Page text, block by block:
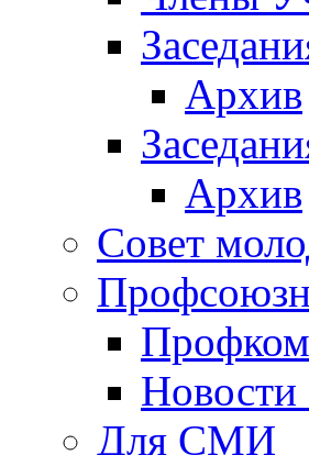
Архив
Архив
Совет
Для СМИ